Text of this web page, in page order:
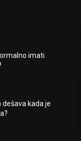
imati
dešava kada je